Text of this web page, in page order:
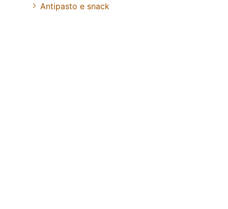
Antipasto e snack